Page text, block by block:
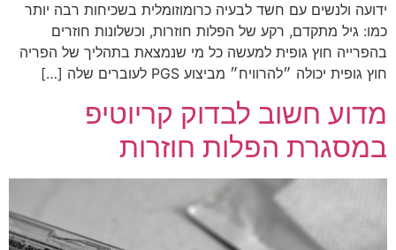
ידועה ולנשים עם חשד לבעיה כרומוזומלית בשכיחות רבה יותר
כמו: גיל מתקדם, רקע של הפלות חוזרות, וכשלונות חוזרים
בהפרייה חוץ גופית למעשה כל מי שנמצאת בתהליך של הפריה
חוץ גופית יכולה ״להרוויח״ מביצוע PGS לעוברים שלה […]
מדוע חשוב לבדוק קריוטיפ
במסגרת הפלות חוזרות